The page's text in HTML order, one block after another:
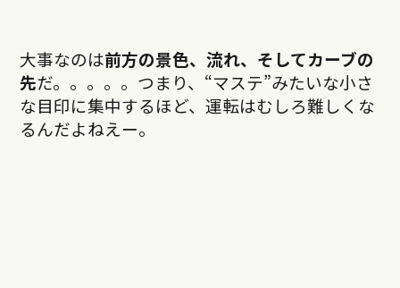
大事なのは前方の景色、流れ、そしてカーブの
先だ。。。。。つまり、“マステ”みたいな小さ
な目印に集中するほど、運転はむしろ難しくな
るんだよねえー。